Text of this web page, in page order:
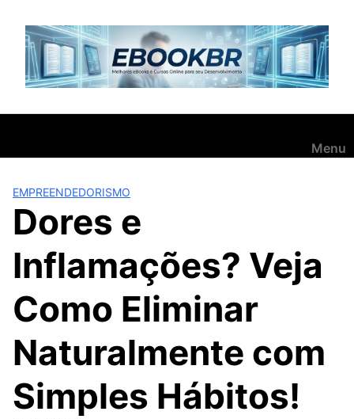
para
conteúdo
Menu
EMPREENDEDORISMO
Dores e
Inflamações? Veja
Como Eliminar
Naturalmente com
Simples Hábitos!